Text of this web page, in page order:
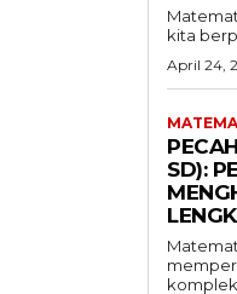
kita
April 24,
SD):